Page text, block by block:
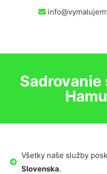
Všetky naše služby
Slovenska.